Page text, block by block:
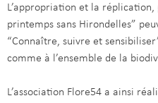
L’appropriation et la réplication,
printemps sans Hirondelles”
“Connaître, suivre et
comme à l’ensemble de la
L’association Flore54 a ainsi